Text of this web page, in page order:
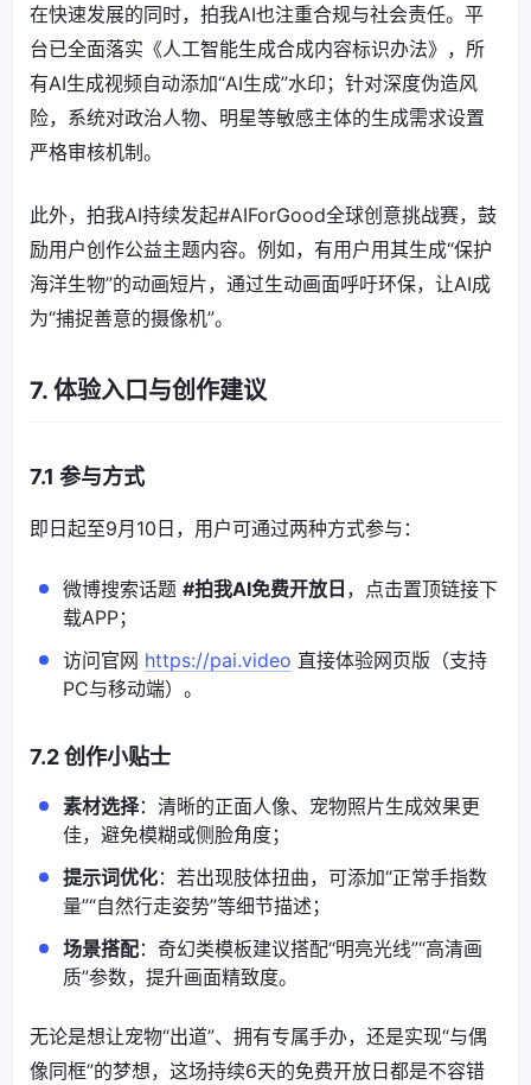
在快速发展的同时，拍我AI也注重合规与社会责任。平
台已全面落实《人工智能生成合成内容标识办法》，所
有AI生成视频自动添加“AI生成”水印；针对深度伪造风
险，系统对政治人物、明星等敏感主体的生成需求设置
严格审核机制。
此外，拍我AI持续发起#AIForGood全球创意挑战赛，鼓
励用户创作公益主题内容。例如，有用户用其生成“保护
海洋生物”的动画短片，通过生动画面呼吁环保，让AI成
为“捕捉善意的摄像机”。
7. 体验入口与创作建议
7.1 参与方式
即日起至9月10日，用户可通过两种方式参与：
微博搜索话题 #拍我AI免费开放日 ，点击置顶链接下
载APP；
访问官网 https://pai.video 直接体验网页版（支持
PC与移动端）。
7.2 创作小贴士
素材选择：清晰的正面人像、宠物照片生成效果更
佳，避免模糊或侧脸角度；
提示词优化：若出现肢体扭曲，可添加“正常手指数
量”“自然行走姿势”等细节描述；
场景搭配：奇幻类模板建议搭配“明亮光线”“高清画
质”参数，提升画面精致度。
无论是想让宠物“出道”、拥有专属手办，还是实现“与偶
像同框”的梦想，这场持续6天的免费开放日都是不容错